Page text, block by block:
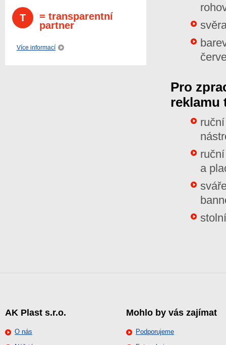
Pro
reklamu
a
T
= transparentní
partner
Více informací
AK Plast s.r.o.
O nás
Mohlo by vás zajímat
Podporujeme